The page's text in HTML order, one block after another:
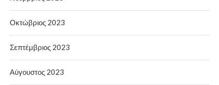
Οκτώβριος 2023
Σεπτέμβριος 2023
Αύγουστος 2023